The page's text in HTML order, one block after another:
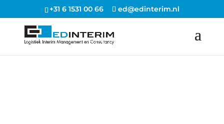
+31 6 1531 00 66 ed@edinterim.nl